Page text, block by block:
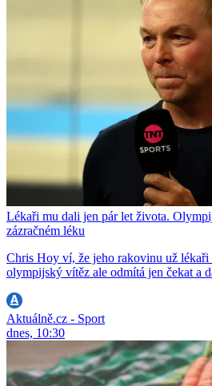
Lékaři mu dali jen pár let života.
zázračném léku
Chris Hoy ví, že jeho rakovinu už lékaři
olympijský vítěz ale odmítá jen čekat a
Aktuálně.cz - Sport
dnes, 10:30